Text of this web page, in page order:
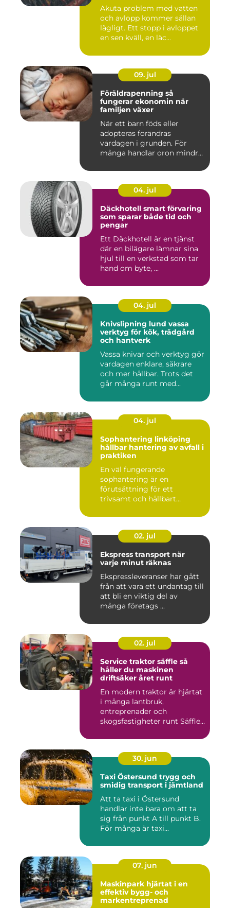
Akuta problem med vatten
och avlopp kommer sällan
lägligt. Ett stopp i avloppet
en sen kväll, en läc...
09. jul
Föräldrapenning så
fungerar ekonomin när
familjen växer
När ett barn föds eller
adopteras förändras
vardagen i grunden. För
många handlar oron mindre
04. jul
Däckhotell smart förvaring
som sparar både tid och
pengar
Ett Däckhotell är en tjänst
där en bilägare lämnar sina
hjul till en verkstad som tar
hand om byte, ...
04. jul
Knivslipning lund vassa
verktyg för kök, trädgård
och hantverk
Vassa knivar och verktyg gör
vardagen enklare, säkrare
och mer hållbar. Trots det
går många runt med...
04. jul
Sophantering linköping
hållbar hantering av avfall i
praktiken
En väl fungerande
sophantering är en
förutsättning för ett
trivsamt och hållbart
02. jul
Ekspress transport när
varje minut räknas
Ekspressleveranser har gått
från att vara ett undantag till
att bli en viktig del av
många företags ...
02. jul
Service traktor säffle så
håller du maskinen
driftsäker året runt
En modern traktor är hjärtat
i många lantbruk,
entreprenader och
skogsfastigheter runt Säffle.
30. jun
Taxi Östersund trygg och
smidig transport i jämtland
Att ta taxi i Östersund
handlar inte bara om att ta
sig från punkt A till punkt B.
För många är taxi...
07. jun
Maskinpark hjärtat i en
effektiv bygg- och
markentreprenad